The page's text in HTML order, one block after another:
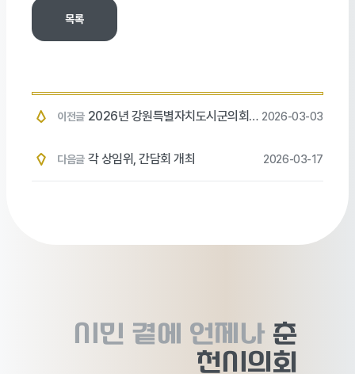
목록
이전글 2026년 강원특별자치도시군의회의 2026-03-03
다음글 각 상임위, 간담회 개최 2026-03-17
시민 곁에 언제나 춘
천시의회